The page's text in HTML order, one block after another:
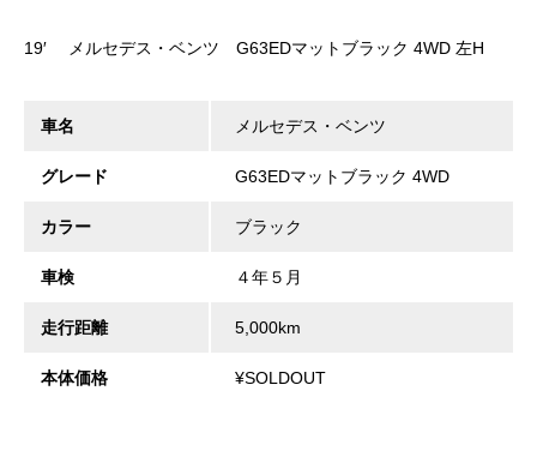
19′ メルセデス・ベンツ G63EDマットブラック 4WD 左H
車名 メルセデス・ベンツ
グレード G63EDマットブラック 4WD
カラー ブラック
車検 ４年５月
走行距離 5,000km
本体価格 ¥SOLDOUT